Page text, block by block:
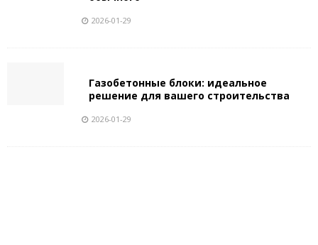
2026-01-29
Газобетонные блоки: идеальное
решение для вашего строительства
2026-01-29